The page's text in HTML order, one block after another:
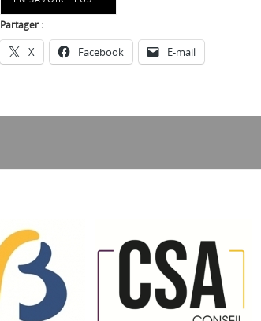
Partager :
X Facebook E-mail